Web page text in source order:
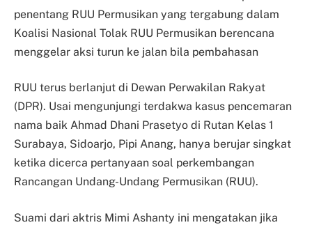
penentang RUU Permusikan yang tergabung dalam
Koalisi Nasional Tolak RUU Permusikan berencana
menggelar aksi turun ke jalan bila pembahasan
RUU terus berlanjut di Dewan Perwakilan Rakyat
(DPR). Usai mengunjungi terdakwa kasus pencemaran
nama baik Ahmad Dhani Prasetyo di Rutan Kelas 1
Surabaya, Sidoarjo, Pipi Anang, hanya berujar singkat
ketika dicerca pertanyaan soal perkembangan
Rancangan Undang-Undang Permusikan (RUU).
Suami dari aktris Mimi Ashanty ini mengatakan jika